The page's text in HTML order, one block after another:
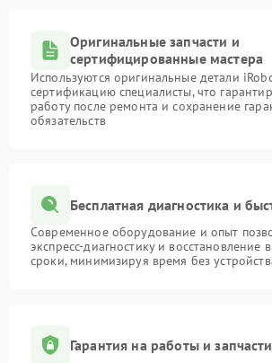
Оригинальные запчасти и
сертифицированные мастера
Используются оригинальные детали
сертификацию специалисты, что
работу после ремонта и сохранение
обязательств
Бесплатная диагностика и
Современное оборудование и опыт
экспресс-диагностику и восстановление
сроки, минимизируя время без
Гарантия на работы и запчасти